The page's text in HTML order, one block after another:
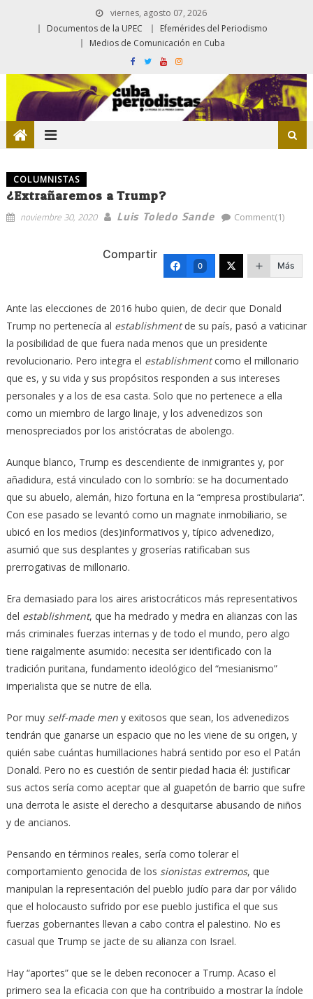
viernes, agosto 07, 2026
Documentos de la UPEC
Efemérides del Periodismo
Medios de Comunicación en Cuba
COLUMNISTAS
¿Extrañaremos a Trump?
noviembre 30, 2020 Luis Toledo Sande Comment(1)
Compartir
0 Más
Ante las elecciones de 2016 hubo quien, de decir que Donald
Trump no pertenecía al establishmentde su país, pasó a vaticinar
la posibilidad de que fuera nada menos que un presidente
revolucionario. Pero integra el establishmentcomo el millonario
que es, y su vida y sus propósitos responden a sus intereses
personales y a los de esa casta. Solo que no pertenece a ella
como un miembro de largo linaje, y los advenedizos son
menospreciados por los aristócratas de abolengo.
Aunque blanco, Trump es descendiente de inmigrantes y, por
añadidura, está vinculado con lo sombrío: se ha documentado
que su abuelo, alemán, hizo fortuna en la “empresa prostibularia”.
Con ese pasado se levantó como un magnate inmobiliario, se
ubicó en los medios (des)informativos y, típico advenedizo,
asumió que sus desplantes y groserías ratificaban sus
prerrogativas de millonario.
Era demasiado para los aires aristocráticos más representativos
del establishment, que ha medrado y medra en alianzas con las
más criminales fuerzas internas y de todo el mundo, pero algo
tiene raigalmente asumido: necesita ser identificado con la
tradición puritana, fundamento ideológico del “mesianismo”
imperialista que se nutre de ella.
Por muy self-made meny exitosos que sean, los advenedizos
tendrán que ganarse un espacio que no les viene de su origen, y
quién sabe cuántas humillaciones habrá sentido por eso el Patán
Donald. Pero no es cuestión de sentir piedad hacia él: justificar
sus actos sería como aceptar que al guapetón de barrio que sufre
una derrota le asiste el derecho a desquitarse abusando de niños
y de ancianos.
Pensando en términos reales, sería como tolerar el
comportamiento genocida de los sionistas extremos, que
manipulan la representación del pueblo judío para dar por válido
que el holocausto sufrido por ese pueblo justifica el que sus
fuerzas gobernantes llevan a cabo contra el palestino. No es
casual que Trump se jacte de su alianza con Israel.
Hay “aportes” que se le deben reconocer a Trump. Acaso el
primero sea la eficacia con que ha contribuido a mostrar la índole